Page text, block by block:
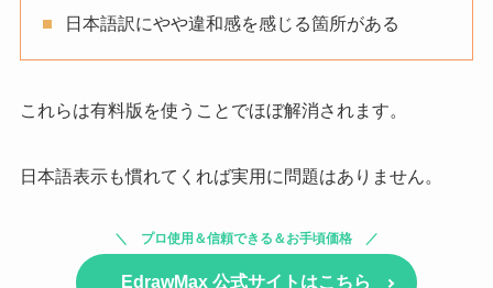
日本語訳にやや違和感を感じる箇所がある
これらは有料版を使うことでほぼ解消されます。
日本語表示も慣れてくれば実用に問題はありません。
プロ使用＆信頼できる＆お手頃価格
EdrawMax 公式サイトはこちら